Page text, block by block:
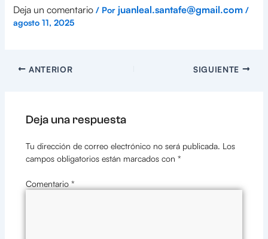
Deja un comentario / Por juanleal.santafe@gmail.com /
agosto 11, 2025
ANTERIOR SIGUIENTE
Deja una respuesta
Tu dirección de correo electrónico no será publicada. Los
campos obligatorios están marcados con *
Comentario *